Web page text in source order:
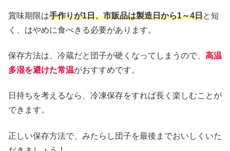
賞味期限は手作りが1日、市販品は製造日から1～4日と短
く、はやめに食べきる必要があります。
保存方法は、冷蔵だと団子が硬くなってしまうので、 高温
多湿を避けた常温がおすすめです。
日持ちを考えるなら、冷凍保存をすれば長く楽しむことが
できます。
正しい保存方法で、みたらし団子を最後までおいしくいた